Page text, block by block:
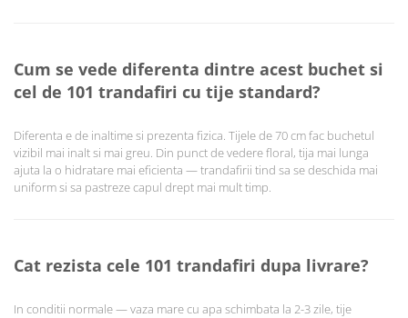
Cum se vede diferenta dintre acest buchet si
cel de 101 trandafiri cu tije standard?
Diferenta e de inaltime si prezenta fizica. Tijele de 70 cm fac buchetul
vizibil mai inalt si mai greu. Din punct de vedere floral, tija mai lunga
ajuta la o hidratare mai eficienta — trandafirii tind sa se deschida mai
uniform si sa pastreze capul drept mai mult timp.
Cat rezista cele 101 trandafiri dupa livrare?
In conditii normale — vaza mare cu apa schimbata la 2-3 zile, tije